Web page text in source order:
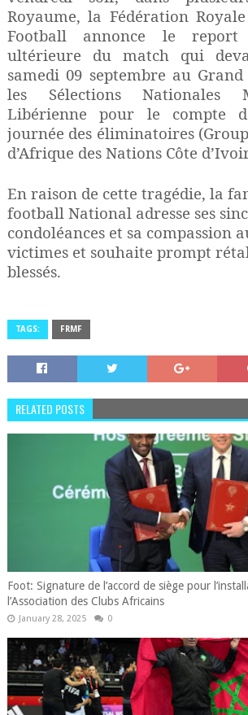
Royaume, la Fédération
Football annonce le
ultérieure du match qui
samedi 09 septembre au Grand
les Sélections Nationales
Libérienne pour le compte
journée des éliminatoires
d’Afrique des Nations Côte
En raison de cette tragédie, la
football National adresse ses
condoléances et sa compassion
victimes et souhaite prompt
blessés.
TAGS: FRMF
RELATED POSTS
Foot: Signature de l’accord de siège pour
l’Association des Clubs Africains
January 28, 2025 0